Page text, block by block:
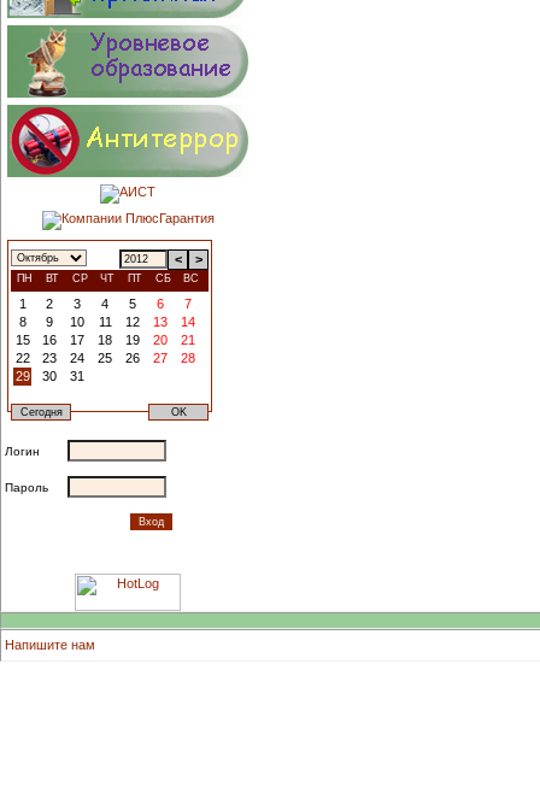
< >
ПН ВТ СР ЧТ ПТ СБ ВС
1 2 3 4 5 6
7
8
9 10 11 12 13
14
15
16 17 18 19 20
21
22
23 24 25 26 27
28
29
30 31
Логин
Пароль
Напишите нам